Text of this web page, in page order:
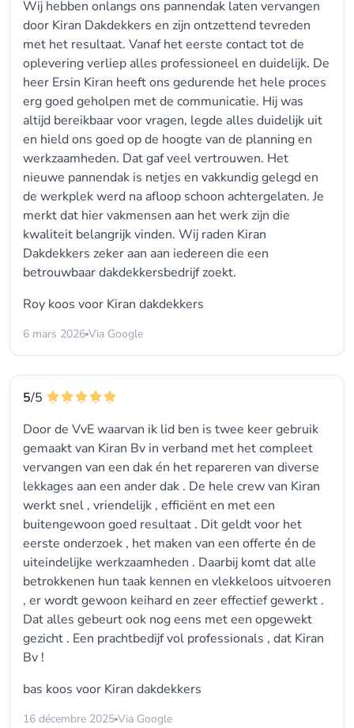
Wij hebben onlangs ons pannendak laten vervangen
door Kiran Dakdekkers en zijn ontzettend tevreden
met het resultaat. Vanaf het eerste contact tot de
oplevering verliep alles professioneel en duidelijk. De
heer Ersin Kiran heeft ons gedurende het hele proces
erg goed geholpen met de communicatie. Hij was
altijd bereikbaar voor vragen, legde alles duidelijk uit
en hield ons goed op de hoogte van de planning en
werkzaamheden. Dat gaf veel vertrouwen. Het
nieuwe pannendak is netjes en vakkundig gelegd en
de werkplek werd na afloop schoon achtergelaten. Je
merkt dat hier vakmensen aan het werk zijn die
kwaliteit belangrijk vinden. Wij raden Kiran
Dakdekkers zeker aan aan iedereen die een
betrouwbaar dakdekkersbedrijf zoekt.
Roy koos voor Kiran dakdekkers
6 mars 2026 Via Google
5/5
Door de VvE waarvan ik lid ben is twee keer gebruik
gemaakt van Kiran Bv in verband met het compleet
vervangen van een dak én het repareren van diverse
lekkages aan een ander dak . De hele crew van Kiran
werkt snel , vriendelijk , efficiënt en met een
buitengewoon goed resultaat . Dit geldt voor het
eerste onderzoek , het maken van een offerte én de
uiteindelijke werkzaamheden . Daarbij komt dat alle
betrokkenen hun taak kennen en vlekkeloos uitvoeren
, er wordt gewoon keihard en zeer effectief gewerkt .
Dat alles gebeurt ook nog eens met een opgewekt
gezicht . Een prachtbedijf vol professionals , dat Kiran
Bv !
bas koos voor Kiran dakdekkers
16 décembre 2025 Via Google